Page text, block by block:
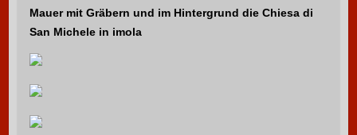
:
Mauer mit Gräbern und im Hintergrund die Chiesa di
San Michele in imola